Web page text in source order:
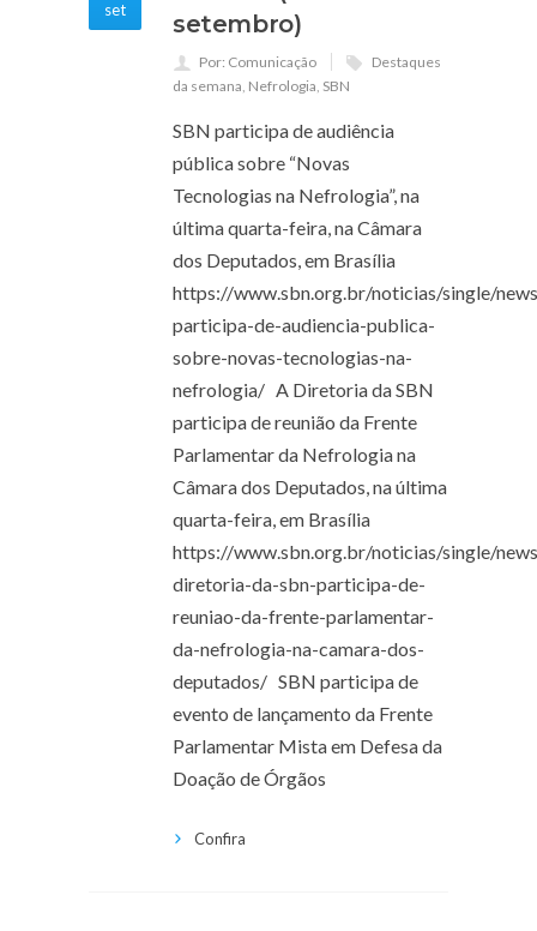
set
setembro)
Por: Comunicação
Destaques
da semana, Nefrologia, SBN
SBN participa de audiência
pública sobre “Novas
Tecnologias na Nefrologia”, na
última quarta-feira, na Câmara
dos Deputados, em Brasília
https://www.sbn.org.br/noticias/single/
participa-de-audiencia-publica-
sobre-novas-tecnologias-na-
nefrologia/ A Diretoria da SBN
participa de reunião da Frente
Parlamentar da Nefrologia na
Câmara dos Deputados, na última
quarta-feira, em Brasília
https://www.sbn.org.br/noticias/single/
diretoria-da-sbn-participa-de-
reuniao-da-frente-parlamentar-
da-nefrologia-na-camara-dos-
deputados/ SBN participa de
evento de lançamento da Frente
Parlamentar Mista em Defesa da
Doação de Órgãos
Confira